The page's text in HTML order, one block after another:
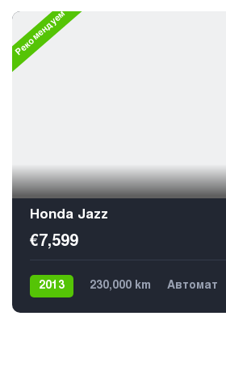
Рекомендуем
Honda Jazz
€7,599
2013 230,000 km Автомат